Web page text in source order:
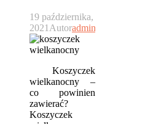
19 października,
2021 Autoradmin
Koszyczek
wielkanocny –
co powinien
zawierać?
Koszyczek